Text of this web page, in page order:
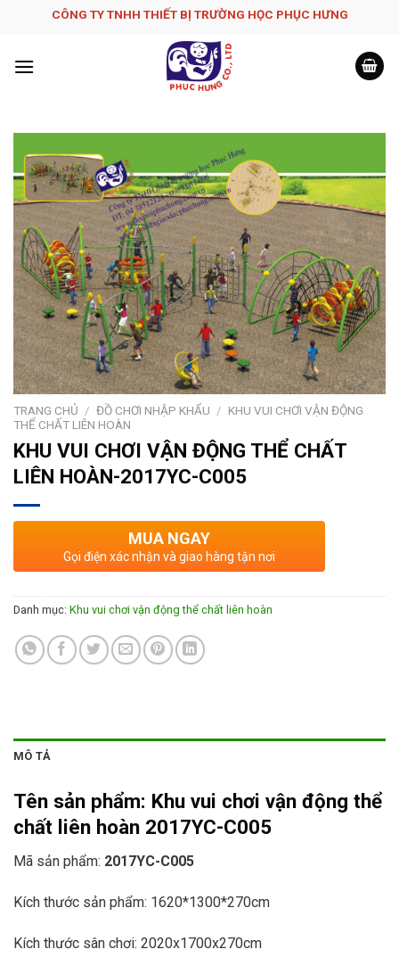
CÔNG TY TNHH THIẾT BỊ TRƯỜNG HỌC PHỤC H­ƯNG
TRANG CHỦ / ĐỒ CHƠI NHẬP KHẨU / KHU VUI CHƠI VẬN ĐỘNG
THỂ CHẤT LIÊN HOÀN
KHU VUI CHƠI VẬN ĐỘNG THỂ CHẤT
LIÊN HOÀN-2017YC-C005
MUA NGAY
Gọi điện xác nhận và giao hàng tận nơi
Danh mục: Khu vui chơi vận động thể chất liên hoàn
MÔ TẢ
Tên sản phẩm: Khu vui chơi vận động thể
chất liên hoàn 2017YC-C005
Mã sản phẩm: 2017YC-C005
Kích thước sản phẩm: 1620*1300*270cm
Kích thước sân chơi: 2020x1700x270cm